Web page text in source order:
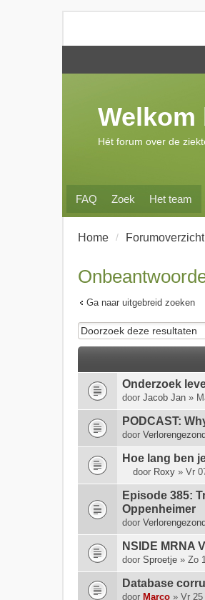
FAQ Zoek Het team
Welkom
Hét forum over de
Home Forumoverzicht
Ga naar uitgebreid zoeken
Onderzoek
door Jacob Jan »
PODCAST:
door
Hoe lang ben
i
t
o
n
d
e
r
w
e
door Roxy » Vr
Episode 385:
Oppenheimer
door
NSIDE MRNA
door Sproetje » Zo
Database
door Marco » Vr